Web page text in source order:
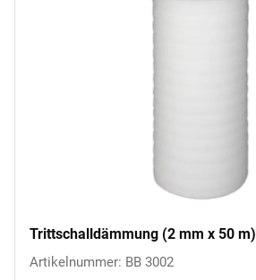
Trittschalldämmung (2 mm x 50 m)
Artikelnummer: BB 3002